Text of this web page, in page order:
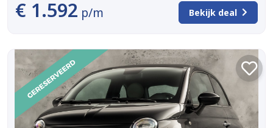
€ 1.592 p/m Bekijk deal